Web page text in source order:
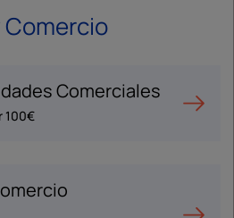
Comercio
Comerciales
100€